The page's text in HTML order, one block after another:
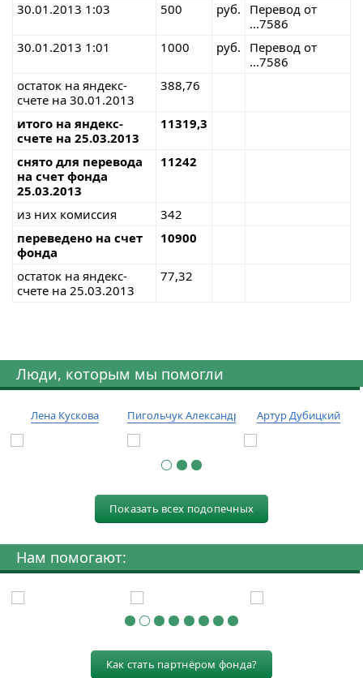
30.01.2013 1:03
500 руб.
Перевод от
...7586
30.01.2013 1:01
1000 руб.
Перевод от
...7586
остаток на яндекс-
счете на 30.01.2013
388,76
итого на яндекс-
счете на 25.03.2013
11319,3
снято для перевода
на счет фонда
25.03.2013
11242
из них комиссия
342
переведено на счет
фонда
10900
остаток на яндекс-
счете на 25.03.2013
77,32
Люди, которым мы помогли
Лена Кускова Пигольчук Александр Артур Дубицкий
Показать всех подопечных
Нам помогают:
Как стать партнёром фонда?